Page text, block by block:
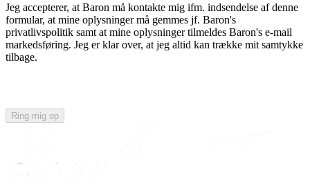
Jeg accepterer, at Baron må kontakte mig ifm. indsendelse af denne
formular, at mine oplysninger må gemmes jf. Baron's
privatlivspolitik samt at mine oplysninger tilmeldes Baron's e-mail
markedsføring. Jeg er klar over, at jeg altid kan trække mit samtykke
tilbage.
Ring mig op